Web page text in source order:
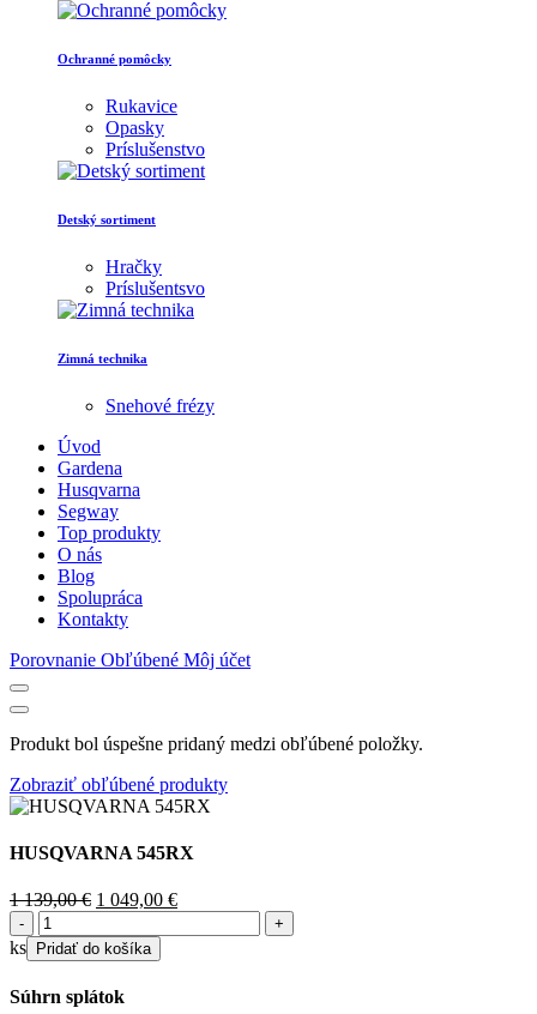
Ochranné pomôcky
Rukavice
Opasky
Príslušenstvo
Detský sortiment
Hračky
Príslušentsvo
Zimná technika
Snehové frézy
Úvod
Gardena
Husqvarna
Segway
Top produkty
O nás
Blog
Spolupráca
Kontakty
Porovnanie Obľúbené Môj účet
Produkt bol úspešne pridaný medzi obľúbené položky.
Zobraziť obľúbené produkty
HUSQVARNA 545RX
1 139,00€ Original
was:
1
1 049,00 €Current
is:
množstvo
HUSQVARNA
545RX
ks Pridať do košíka
Súhrn splátok